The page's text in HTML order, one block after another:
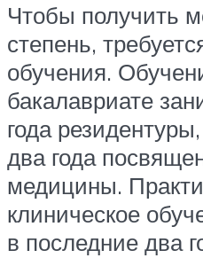
Чтобы получить
степень,
обучения.
бакалавриате
года
два года
медицины.
клиническое
в последние два